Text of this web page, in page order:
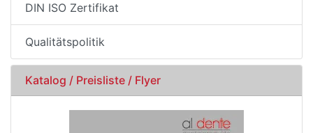
DIN ISO Zertifikat
Qualitätspolitik
Katalog / Preisliste / Flyer